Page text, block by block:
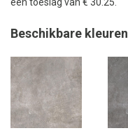
een toeslag van € 30.25.
Beschikbare kleuren